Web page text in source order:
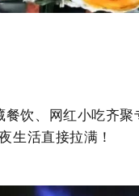
餐饮、网红小吃齐
生活直接拉满！